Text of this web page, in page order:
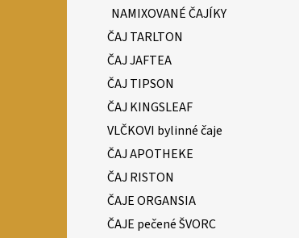
NAMIXOVANÉ ČAJÍKY
ČAJ TARLTON
ČAJ JAFTEA
ČAJ TIPSON
ČAJ KINGSLEAF
VLČKOVI bylinné čaje
ČAJ APOTHEKE
ČAJ RISTON
ČAJE ORGANSIA
ČAJE pečené ŠVORC